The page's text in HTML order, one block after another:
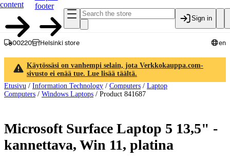
content
footer
Sign in
00220 Helsinki store en
Käytössäsi on vanhempi selain, jota Verkkokauppa.com-
sivusto ei enää tue. Lue lisää täältä.
Etusivu / Information Technology / Computers / Laptop
Computers / Windows Laptops / Product 841687
Microsoft Surface Laptop 5 13,5" -
kannettava, Win 11, platina